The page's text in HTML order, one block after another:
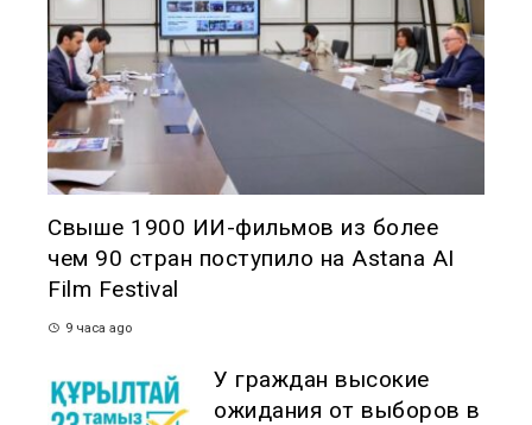
Свыше 1900 ИИ-фильмов из более
чем 90 стран поступило на Astana AI
Film Festival
9 часа ago
У граждан высокие
ожидания от выборов в